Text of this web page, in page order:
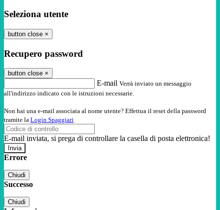
Seleziona utente
button close ×
Recupero password
button close ×
E-mail Verrà inviato un messaggio
all'indirizzo indicato con le istruzioni necessarie.
Non hai una e-mail associata al nome utente? Effettua il reset della password
tramite la Login Spaggiari
E-mail inviata, si prega di controllare la casella di posta elettronica!
Errore
Chiudi
Successo
Chiudi